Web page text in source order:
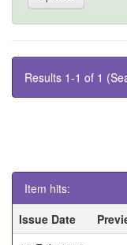
Results 1-1 of 1
Item hits:
Issue Date